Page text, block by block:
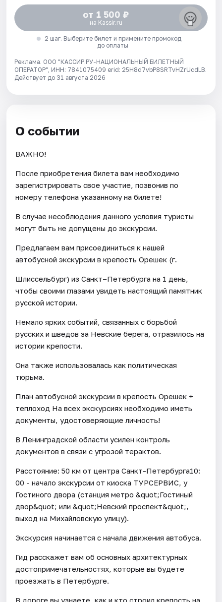
от 1 500 ₽
на Kassir.ru
2 шаг. Выберите билет и примените промокод
до оплаты
Реклама. ООО "КАССИР.РУ-НАЦИОНАЛЬНЫЙ БИЛЕТНЫЙ
ОПЕРАТОР", ИНН: 7841075409 erid: 25H8d7vbP8SRTvHZrUcdLB.
Действует до 31 августа 2026
О событии
ВАЖНО!
После приобретения билета вам необходимо
зарегистрировать свое участие, позвонив по
номеру телефона указанному на билете!
В случае несоблюдения данного условия туристы
могут быть не допущены до экскурсии.
Предлагаем вам присоединиться к нашей
автобусной экскурсии в крепость Орешек (г.
Шлиссельбург) из Санкт–Петербурга на 1 день,
чтобы своими глазами увидеть настоящий памятник
русской истории.
Немало ярких событий, связанных с борьбой
русских и шведов за Невские берега, отразилось на
истории крепости.
Она также использовалась как политическая
тюрьма.
План автобусной экскурсии в крепость Орешек +
теплоход На всех экскурсиях необходимо иметь
документы, удостоверяющие личность!
В Ленинградской области усилен контроль
документов в связи с угрозой терактов.
Расстояние: 50 км от центра Санкт-Петербурга10:
00 - начало экскурсии от киоска ТУРСЕРВИС, у
Гостиного двора (станция метро &quot;Гостиный
двор&quot; или &quot;Невский проспект&quot;,
выход на Михайловскую улицу).
Экскурсия начинается с начала движения автобуса.
Гид расскажет вам об основных архитектурных
достопримечательностях, которые вы будете
проезжать в Петербурге.
В дороге вы узнаете, как и кто строил крепость на